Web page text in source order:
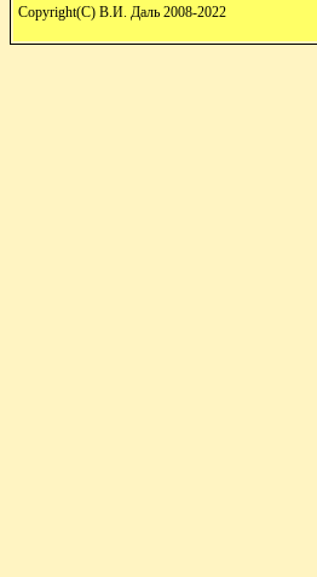
Copyright(C) В.И. Даль 2008-2022